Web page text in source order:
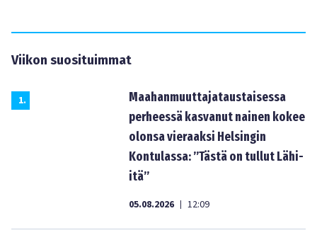
Viikon suosituimmat
1.
Maahanmuuttajataustaisessa
perheessä kasvanut nainen kokee
olonsa vieraaksi Helsingin
Kontulassa: ”Tästä on tullut Lähi-
itä”
05.08.2026 | 12:09